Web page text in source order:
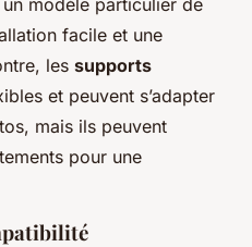
facile et une
les supports
et peuvent s’adapter
mais ils peuvent
pour une